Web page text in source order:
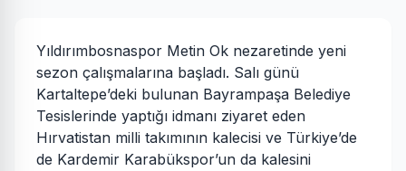
Yıldırımbosnaspor Metin Ok nezaretinde yeni
sezon çalışmalarına başladı. Salı günü
Kartaltepe’deki bulunan Bayrampaşa Belediye
Tesislerinde yaptığı idmanı ziyaret eden
Hırvatistan milli takımının kalecisi ve Türkiye’de
de Kardemir Karabükspor’un da kalesini